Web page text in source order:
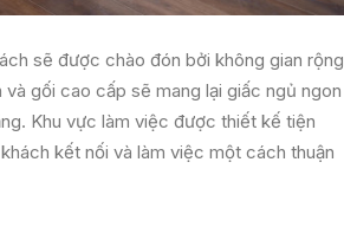
sẽ được chào đón bởi không gian rộng
gối cao cấp sẽ mang lại giấc ngủ ngon
Khu vực làm việc được thiết kế tiện
kết nối và làm việc một cách thuận